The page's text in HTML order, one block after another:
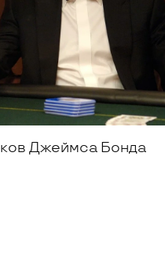
Джеймса Бонда